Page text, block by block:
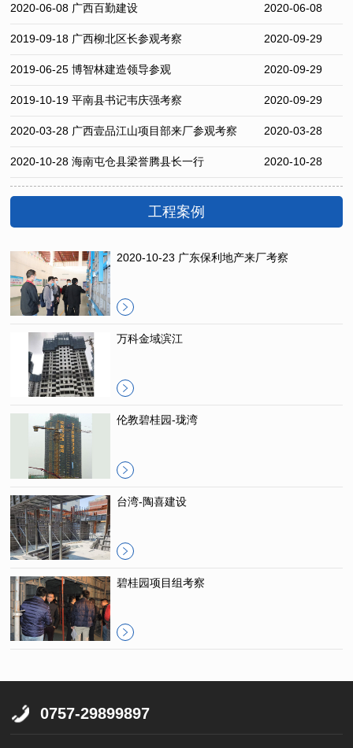
2020-06-08 广西百勤建设 2020-06-08
2019-09-18 广西柳北区长参观考察 2020-09-29
2019-06-25 博智林建造领导参观 2020-09-29
2019-10-19 平南县书记韦庆强考察 2020-09-29
2020-03-28 广西壹品江山项目部来厂参观考察 2020-03-28
2020-10-28 海南屯仓县梁誉腾县长一行 2020-10-28
工程案例
2020-10-23 广东保利地产来厂考察
万科金域滨江
伦教碧桂园-珑湾
台湾-陶喜建设
碧桂园项目组考察
0757-29899897